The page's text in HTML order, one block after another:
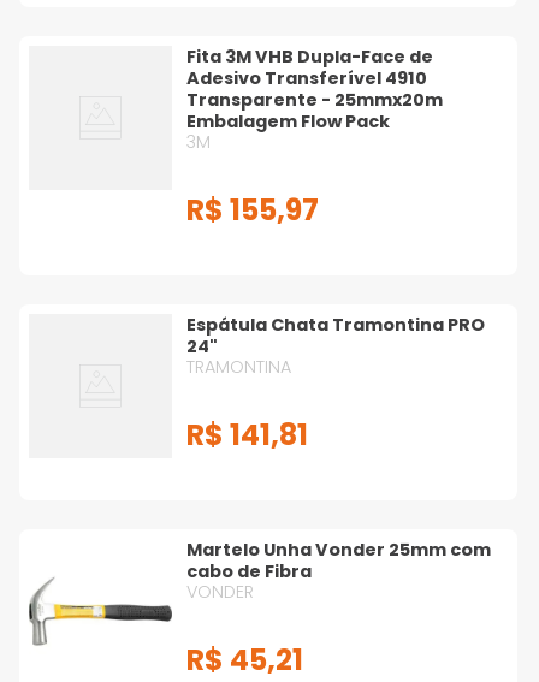
Fita 3M VHB Dupla-Face de
Adesivo Transferível 4910
Transparente - 25mmx20m
Embalagem Flow Pack
3M
R$ 155,97
Espátula Chata Tramontina PRO
24"
TRAMONTINA
R$ 141,81
Martelo Unha Vonder 25mm com
cabo de Fibra
VONDER
R$ 45,21